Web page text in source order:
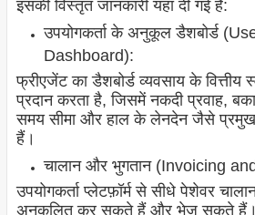
इसकी विस्तृत जानकारी यहां दी गई है:
उपयोगकर्ता के अनुकूल डैशबोर्ड
Dashboard):
फ्रीएजेंट का डैशबोर्ड व्यवसाय के वित्तीय
प्रदान करता है, जिसमें नकदी प्रवाह,
समय सीमा और हाल के लेनदेन जैसे प्रमुख
हैं।
चालान और भुगतान (Invoicing
उपयोगकर्ता प्लेटफ़ॉर्म से सीधे पेशेवर
अनुकूलित कर सकते हैं और भेज सकते हैं।